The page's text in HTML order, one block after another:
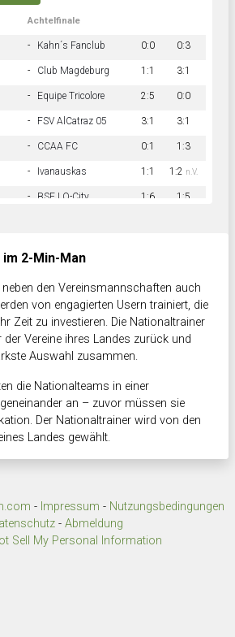
Achtelfinale
- Kahn´s Fanclub 0:0 0:3
- Club Magdeburg 1:1 3:1
- Equipe Tricolore 2:5 0:0
- FSV AlCatraz 05 3:1 3:1
- CCAA FC 0:1 1:3
- Ivanauskas 1:1 1:2 n.V.
- BSF LO-City 1:6 1:5
2-Min-Man
neben den Vereinsmannschaften auch
von engagierten Usern trainiert, die
Zeit zu investieren. Die Nationaltrainer
der Vereine ihres Landes zurück und
Auswahl zusammen.
die Nationalteams in einer
an – zuvor müssen sie
Der Nationaltrainer wird von den
Landes gewählt.
- Impressum - Nutzungsbedingungen
- Abmeldung
Sell My Personal Information